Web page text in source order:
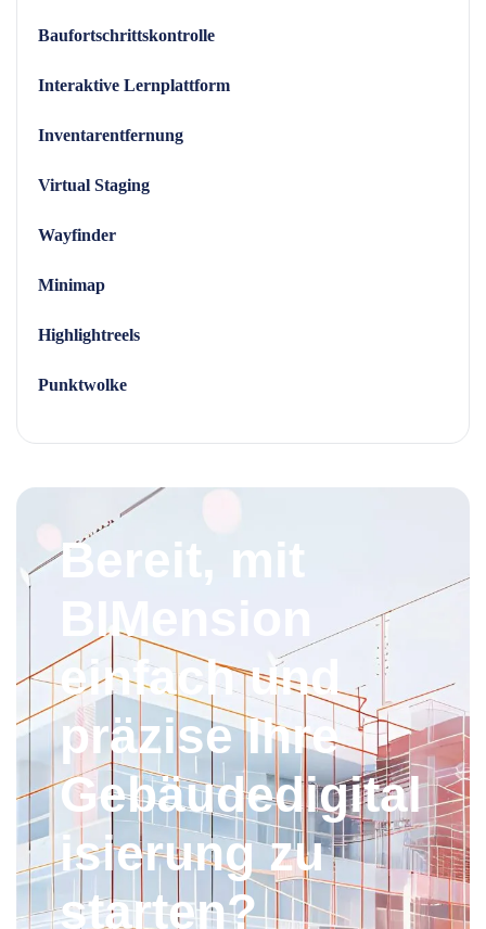
Baufortschrittskontrolle
Interaktive Lernplattform
Inventarentfernung
Virtual Staging
Wayfinder
Minimap
Highlightreels
Punktwolke
Bereit, mit
BIMension
einfach und
präzise Ihre
Gebäudedigital
isierung zu
starten?